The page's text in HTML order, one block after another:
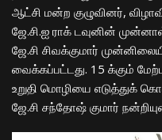
ஆட்சி மன்ற குழுவினர்,
ஜே.சி.ஐ ராக் டவுனின்
ஜே.சி சிவக்குமார்
வைக்கப்பட்டது. 15 க்கும்
உறுதி மொழியை எடுத்துக்
ஜே.சி சந்தோஷ் குமார்